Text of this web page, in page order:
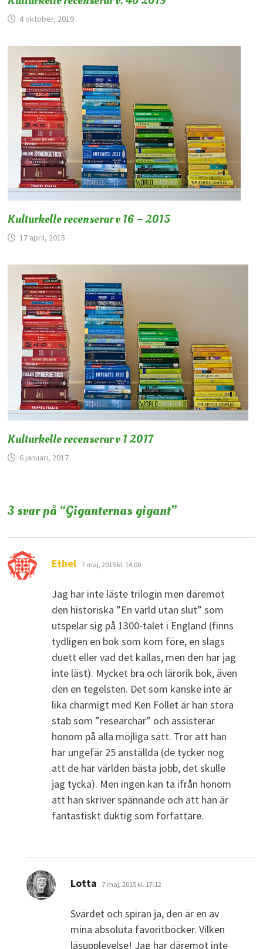
4 oktober, 2019
Kulturkollo recenserar v 16 – 2015
17 april, 2015
Kulturkollo recenserar v 1 2017
6 januari, 2017
3 svar på “Giganternas gigant”
Ethel skriver:
7 maj, 2015 kl. 14:00
Jag har inte läste trilogin men däremot
den historiska ”En värld utan slut” som
utspelar sig på 1300-talet i England (finns
tydligen en bok som kom före, en slags
duett eller vad det kallas, men den har jag
inte läst). Mycket bra och lärorik bok, även
den en tegelsten. Det som kanske inte är
lika charmigt med Ken Follet är han stora
stab som ”researchar” och assisterar
honom på alla möjliga sätt. Tror att han
har ungefär 25 anställda (de tycker nog
att de har världen bästa jobb, det skulle
jag tycka). Men ingen kan ta ifrån honom
att han skriver spännande och att han är
fantastiskt duktig som författare.
Lotta skriver:
7 maj, 2015 kl. 17:12
Svärdet och spiran ja, den är en av
mina absoluta favoritböcker. Vilken
läsupplevelse! Jag har däremot inte